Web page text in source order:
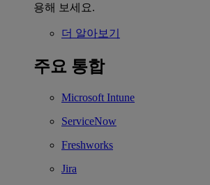
용해 보세요.
더 알아보기
주요 통합
Microsoft Intune
ServiceNow
Freshworks
Jira